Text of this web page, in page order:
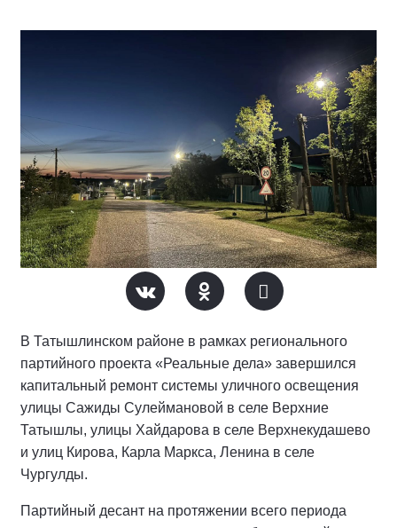
В Татышлинском районе в рамках регионального
партийного проекта «Реальные дела» завершился
капитальный ремонт системы уличного освещения
улицы Сажиды Сулеймановой в селе Верхние
Татышлы, улицы Хайдарова в селе Верхнекудашево
и улиц Кирова, Карла Маркса, Ленина в селе
Чургулды.
Партийный десант на протяжении всего периода